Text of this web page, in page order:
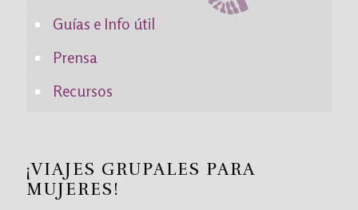
Guías e Info útil
Prensa
Recursos
¡VIAJES GRUPALES PARA
MUJERES!